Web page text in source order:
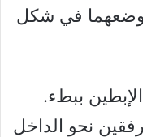
في شكل
ببطء.
نحو الداخل